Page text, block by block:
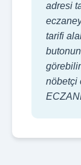
adresi
tarifi
nöbetçi